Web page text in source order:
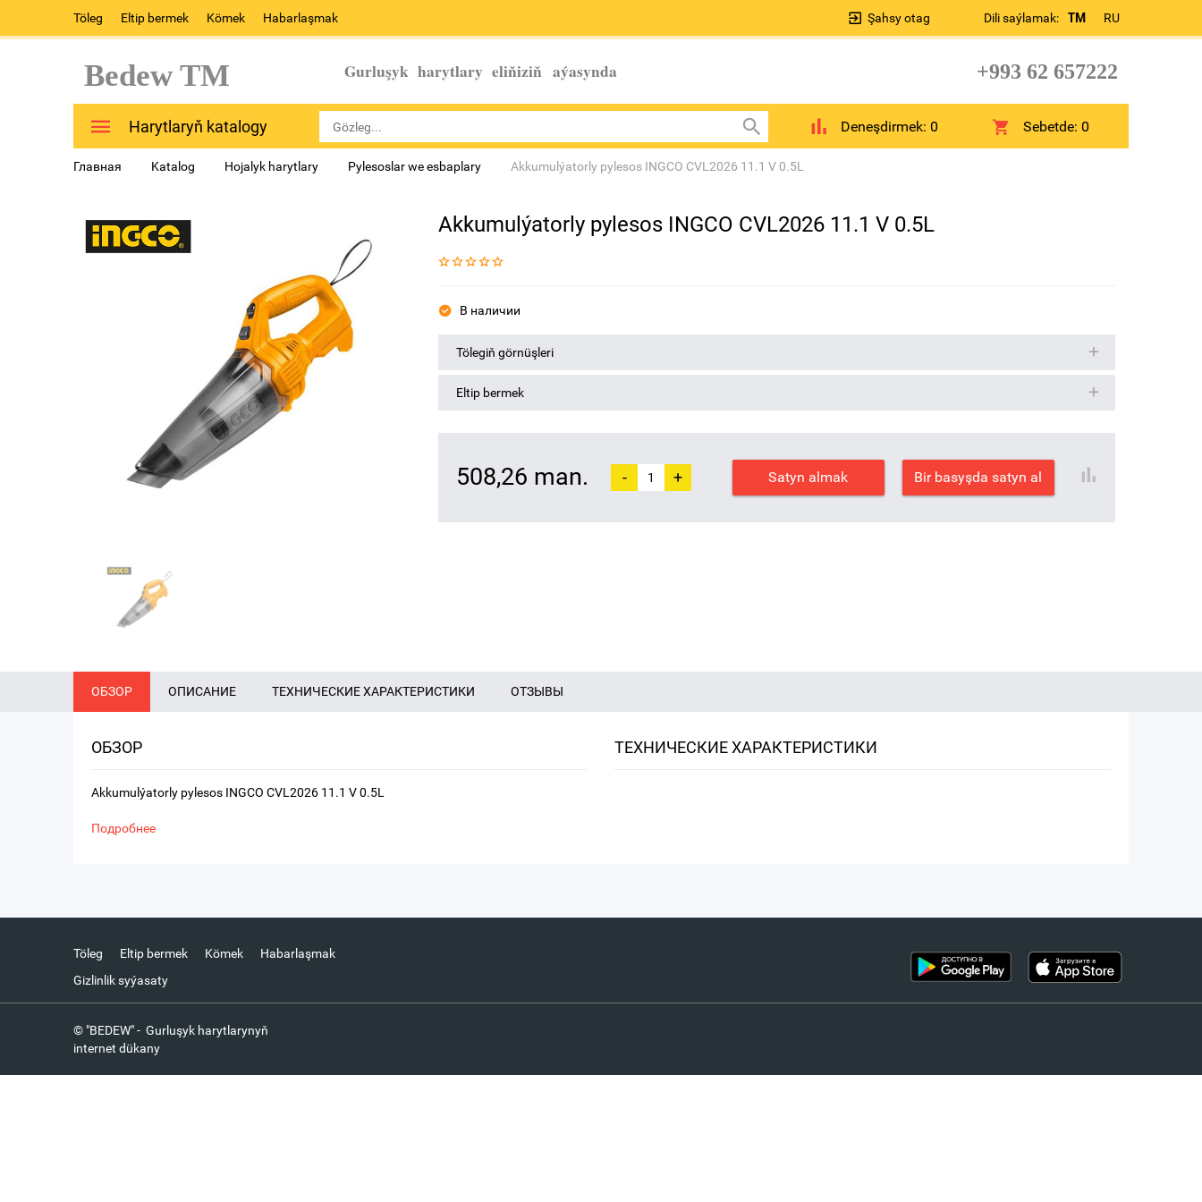
Töleg Eltip bermek Kömek Habarlaşmak Dili saýlamak: TM RU
Şahsy otag
Bedew TM Gurluşyk harytlary eliňiziň aýasynda +993 62 657222
Harytlaryň katalogy Deneşdirmek: 0 Sebetde:0
Главная Katalog Hojalyk harytlary Pylesoslar we esbaplary Akkumulýatorly pylesos INGCO CVL2026 11.1 V 0.5L
Akkumulýatorly pylesos INGCO CVL2026 11.1 V 0.5L
В наличии
Tölegiň görnüşleri
Eltip bermek
508,26 man. - + Satyn almak Bir basyşda satyn al
ОБЗОР ОПИСАНИЕ ТЕХНИЧЕСКИЕ ХАРАКТЕРИСТИКИ ОТЗЫВЫ
ОБЗОР
Akkumulýatorly pylesos INGCO CVL2026 11.1 V 0.5L
Подробнее
ТЕХНИЧЕСКИЕ ХАРАКТЕРИСТИКИ
Töleg Eltip bermek Kömek
Habarlaşmak
Gizlinlik syýasaty
© "BEDEW" - Gurluşyk harytlarynyň
internet dükany